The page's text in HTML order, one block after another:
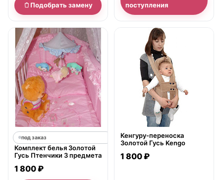
Подобрать замену
поступления
под заказ
Комплект белья Золотой
Гусь Птенчики 3 предмета
1 800 ₽
нет в продаже
Кенгуру-переноска
Золотой Гусь Kengo
1 800 ₽